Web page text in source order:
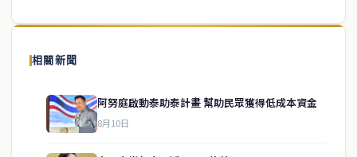
相關新聞
阿努庭啟動泰助泰計畫 幫助民眾獲得低成本資金
8月10日
泰國中文新聞（TCN）是一家總部設於曼谷的中文新聞媒體，致力於
供即時、客觀、多元的中文新聞內容。